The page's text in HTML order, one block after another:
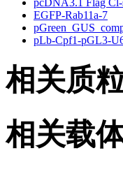
EGFP-Rab11a-7
pLb-Cpf1-pGL3-
相关质
相关载